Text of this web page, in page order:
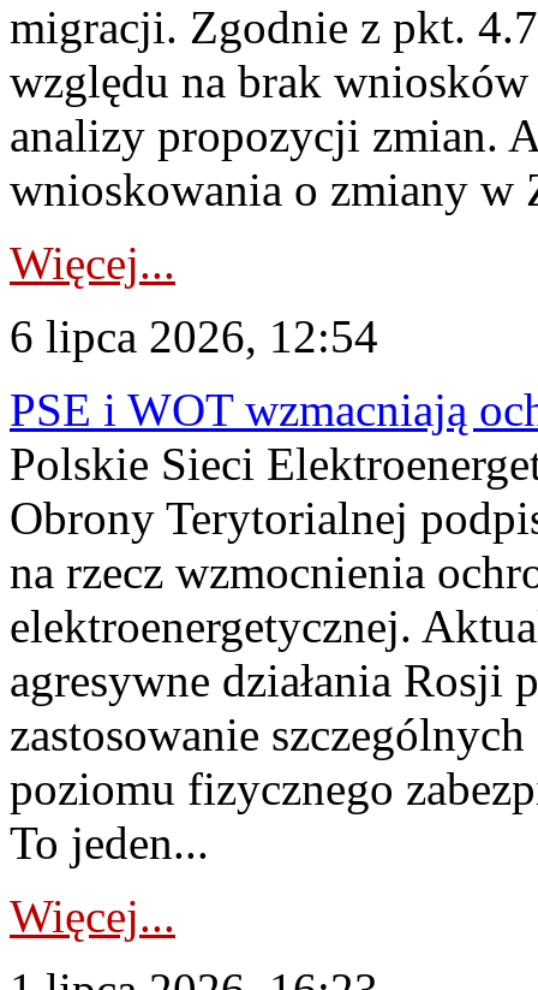
migracji. Zgodnie z pkt.
względu na brak
analizy propozycji zmian.
wnioskowania o zmiany w
Więcej...
6 lipca 2026, 12:54
PSE i WOT wzmacniają
Polskie Sieci
Obrony Terytorialnej
na rzecz wzmocnienia
elektroenergetycznej.
agresywne działania Rosji
zastosowanie
poziomu fizycznego
To jeden...
Więcej...